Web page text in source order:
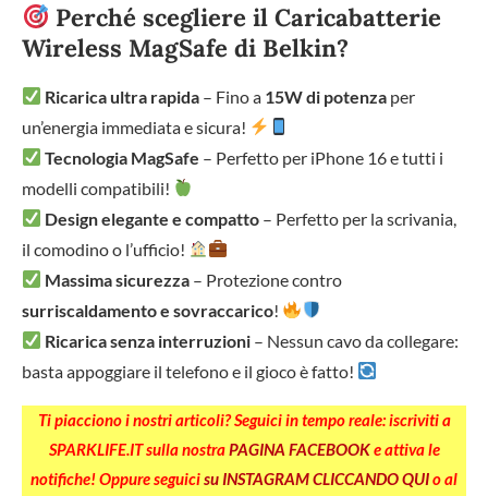
Perché scegliere il Caricabatterie
Wireless MagSafe di Belkin?
Ricarica ultra rapida – Fino a 15W di potenza per
un’energia immediata e sicura!
Tecnologia MagSafe – Perfetto per iPhone 16 e tutti i
modelli compatibili!
Design elegante e compatto – Perfetto per la scrivania,
il comodino o l’ufficio!
Massima sicurezza – Protezione contro
surriscaldamento e sovraccarico!
Ricarica senza interruzioni – Nessun cavo da collegare:
basta appoggiare il telefono e il gioco è fatto!
Ti piacciono i nostri articoli? Seguici in tempo reale: iscriviti a
SPARKLIFE.IT sulla nostraPAGINA FACEBOOKe attiva le
notifiche! Oppure seguicisu INSTAGRAM CLICCANDO QUIo al